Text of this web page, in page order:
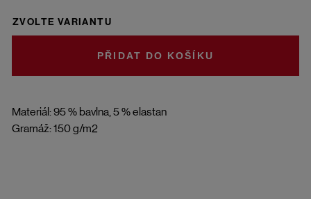
Materiál: 95 % bavlna, 5 % elastan
Gramáž: 150 g/m2
ZVOLTE VARIANTU
DO KOŠÍKU